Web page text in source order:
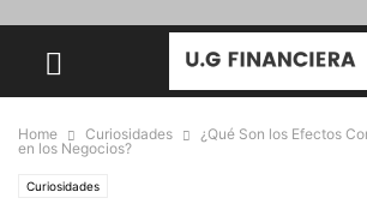
Home Curiosidades
¿Qué Son los Efectos
en los Negocios?
Curiosidades